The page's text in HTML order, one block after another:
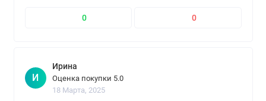
0 0
И
Ирина
Оценка покупки 5.0
18 Марта, 2025